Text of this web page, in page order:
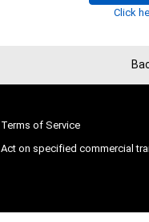
であっても、本ア
Click
Terms of Service
Act on specified commercial